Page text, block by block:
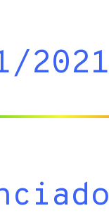
2021